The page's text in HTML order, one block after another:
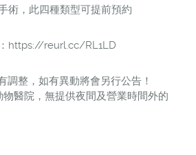
術，此四種類型可提前預約
https://reurl.cc/RL1LD
整，如有異動將會另行公告！
醫院，無提供夜間及營業時間外的